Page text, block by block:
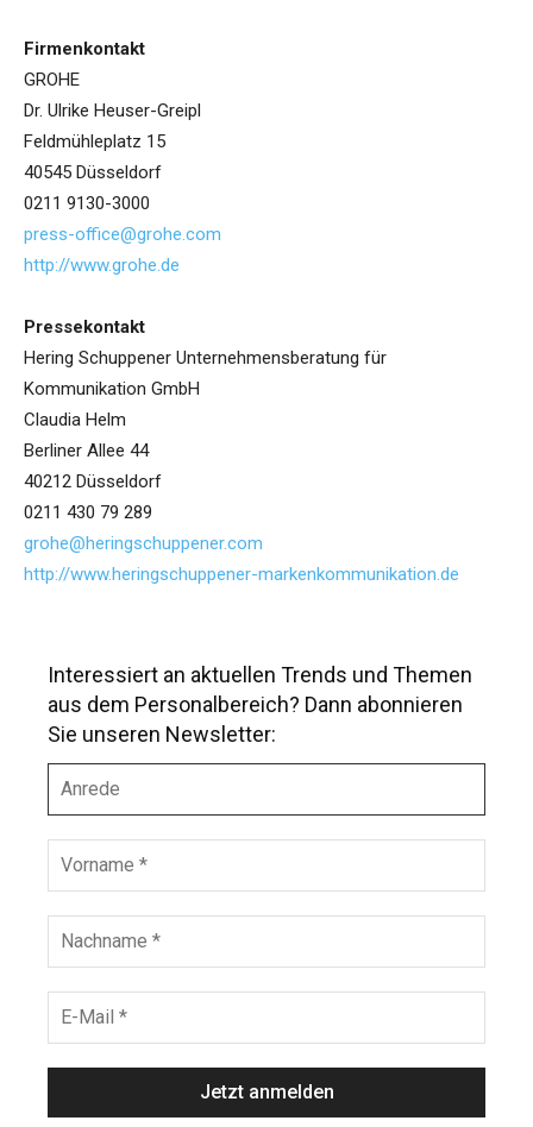
Firmenkontakt
GROHE
Dr. Ulrike Heuser-Greipl
Feldmühleplatz 15
40545 Düsseldorf
0211 9130-3000
press-office@grohe.com
http://www.grohe.de
Pressekontakt
Hering Schuppener Unternehmensberatung für
Kommunikation GmbH
Claudia Helm
Berliner Allee 44
40212 Düsseldorf
0211 430 79 289
grohe@heringschuppener.com
http://www.heringschuppener-markenkommunikation.de
Interessiert an aktuellen Trends und Themen
aus dem Personalbereich? Dann abonnieren
Sie unseren Newsletter:
r
e
e
r
n
m
c
h
a
M
a
l